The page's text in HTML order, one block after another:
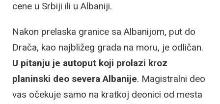
cene u Srbiji ili u Albaniji.
Nakon prelaska granice sa Albanijom, put do
Drača, kao najbližeg grada na moru, je odličan.
U pitanju je autoput koji prolazi kroz
planinski deo severa Albanije. Magistralni deo
vas očekuje samo na kratkoj deonici od mesta